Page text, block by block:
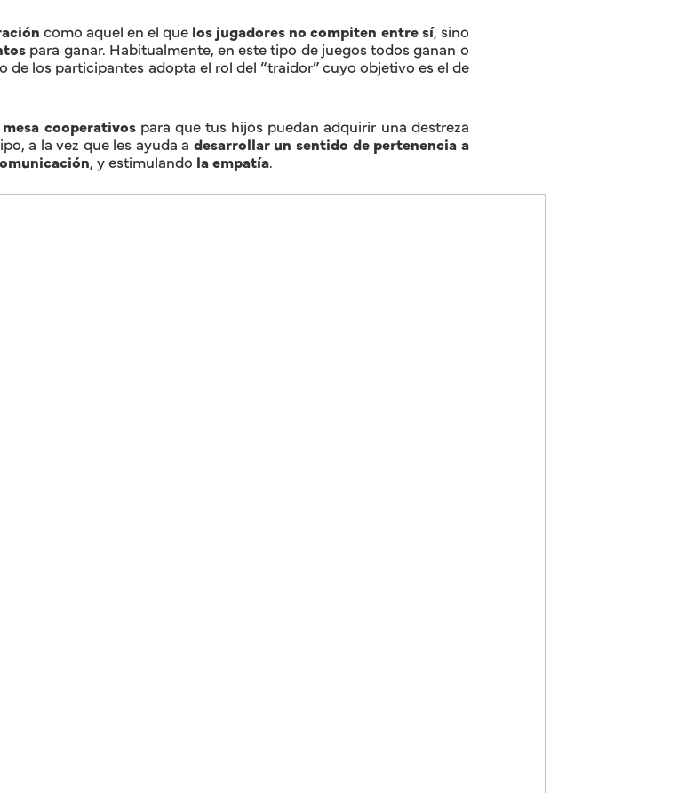
como aquel en el que los jugadores no compiten entre sí, sino
para ganar. Habitualmente, en este tipo de juegos todos ganan o
de los participantes adopta el rol del “traidor” cuyo objetivo es el de
cooperativospara que tus hijos puedan adquirir una destreza
a la vez que les ayuda a desarrollar un sentido de pertenencia a
, y estimulando la empatía.